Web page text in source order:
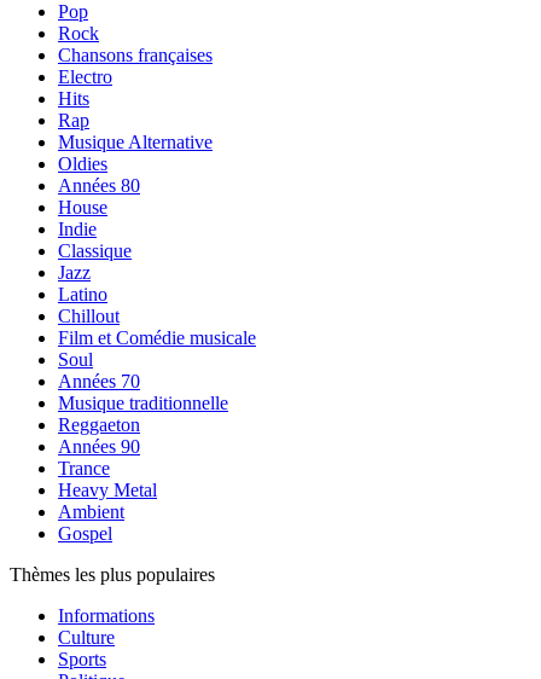
Pop
Rock
Chansons françaises
Electro
Hits
Rap
Musique Alternative
Oldies
Années 80
House
Indie
Classique
Jazz
Latino
Chillout
Film et Comédie musicale
Soul
Années 70
Musique traditionnelle
Reggaeton
Années 90
Trance
Heavy Metal
Ambient
Gospel
Thèmes les plus populaires
Informations
Culture
Sports